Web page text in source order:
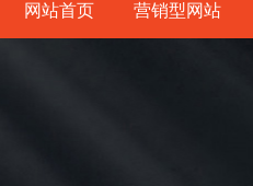
网站首页 营销型网站